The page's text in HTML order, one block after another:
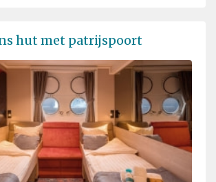
hut met patrijspoort